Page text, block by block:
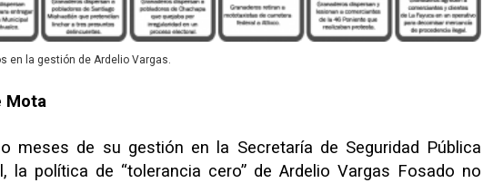
en la gestión de Ardelio Vargas.
Mota
meses de su gestión en la Secretaría de Seguridad Pública
la política de “tolerancia cero” de Ardelio Vargas Fosado no